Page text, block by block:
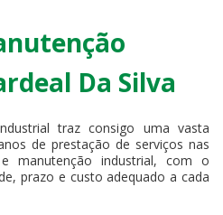
Da Silva
traz consigo uma vasta
de prestação de serviços nas
manutenção industrial, com o
prazo e custo adequado a cada